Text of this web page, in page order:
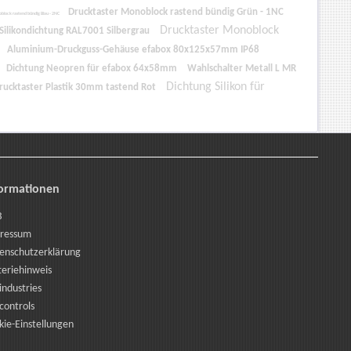
rastend bündig Blau - 2NC
Drucktaster Monoblock rastend bündig Grün - 1NC
RAL7001 Silbergrau
Drucktaster Monoblock
Aluminium-Druckguss-Gehäuse efabox 80x125x57mm IP68
Dichtung Neopren für efabox 64x58mm
Wahlschalter Metall L MR
Plastik 30mm tastend Rot
Dichtung Silikon für
Einstellungen